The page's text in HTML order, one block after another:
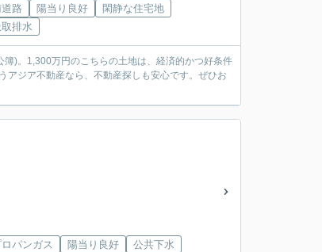
路 陽当り良好
閑静な住宅地
排水
)。1,300万円のこちらの土地は、経済的かつ好条件
アジア不動産なら、不動産探しも安心です。ぜひお
ロパンガス 陽当り良好 公共下水